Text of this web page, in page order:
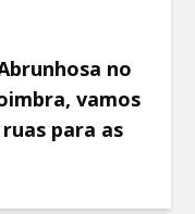
no
vamos
para as